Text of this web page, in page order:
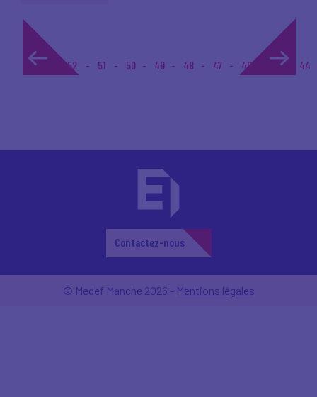
1... 52 51 50 49 48 47 46 45 44
Contactez-nous
© Medef Manche 2026 - Mentions légales